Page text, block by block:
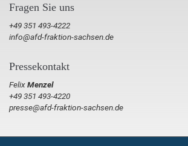
Fragen Sie uns
+49 351 493-4222
info@afd-fraktion-sachsen.de
Pressekontakt
FelixMenzel
+49 351 493-4220
presse@afd-fraktion-sachsen.de